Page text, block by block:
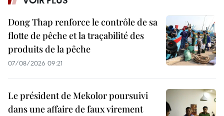
Dong Thap renforce le contrôle de sa
flotte de pêche et la traçabilité des
produits de la pêche
07/08/2026 09:21
Le président de Mekolor poursuivi
dans une affaire de faux virement